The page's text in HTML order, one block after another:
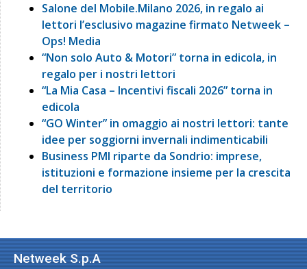
Salone del Mobile.Milano 2026, in regalo ai
lettori l’esclusivo magazine firmato Netweek –
Ops! Media
“Non solo Auto & Motori” torna in edicola, in
regalo per i nostri lettori
“La Mia Casa – Incentivi fiscali 2026” torna in
edicola
“GO Winter” in omaggio ai nostri lettori: tante
idee per soggiorni invernali indimenticabili
Business PMI riparte da Sondrio: imprese,
istituzioni e formazione insieme per la crescita
del territorio
Netweek S.p.A